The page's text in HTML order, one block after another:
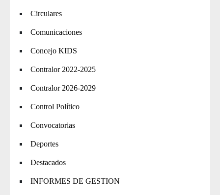
Circulares
Comunicaciones
Concejo KIDS
Contralor 2022-2025
Contralor 2026-2029
Control Político
Convocatorias
Deportes
Destacados
INFORMES DE GESTION